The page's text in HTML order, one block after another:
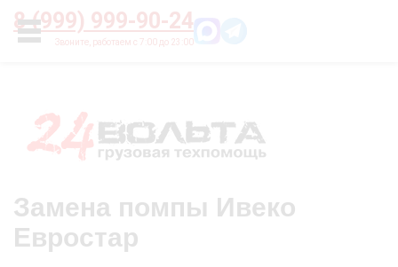
8 (999) 999-90-24
УСЛУГИ
Главная О нас Цены
Замена помпы Ивеко
Евростар